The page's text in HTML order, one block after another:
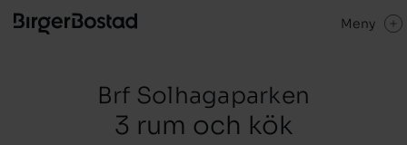
Meny
Brf Solhagaparken
3 rum och kök